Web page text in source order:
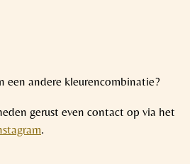
een andere kleurencombinatie?
gerust even contact op via het
.